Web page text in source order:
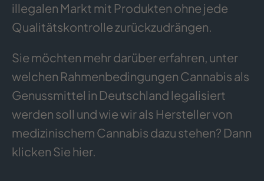
illegalen Markt mit Produkten ohne jede
Qualitätskontrolle zurückzudrängen.
Sie möchten mehr darüber erfahren, unter
welchen Rahmenbedingungen Cannabis als
Genussmittel in Deutschland legalisiert
werden soll und wie wir als Hersteller von
medizinischem Cannabis dazu stehen? Dann
klicken Sie hier.